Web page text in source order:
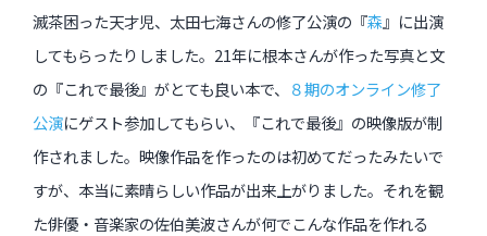
滅茶困った天才児、太田七海さんの修了公演の『森』に出演
してもらったりしました。21年に根本さんが作った写真と文
の『これで最後』がとても良い本で、
８期のオンライン修了
公演にゲスト参加してもらい、『これで最後』の映像版が制
作されました。映像作品を作ったのは初めてだったみたいで
すが、本当に素晴らしい作品が出来上がりました。それを観
た俳優・音楽家の佐伯美波さんが何でこんな作品を作れる